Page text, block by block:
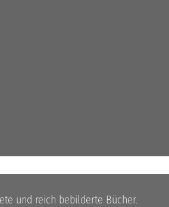
und reich bebilderte Bücher.